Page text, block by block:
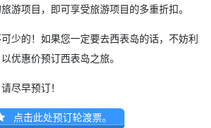
游项目，即可享受旅游项目的多重折扣。
少的！如果您一定要去西表岛的话，不妨利
优惠价预订西表岛之旅。
尽早预订！
点击此处预订轮渡票。